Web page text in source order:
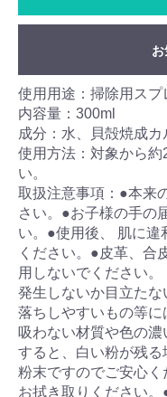
使用用途：掃除用スプ
内容量：300ml
成分：水、貝殻焼成カ
使用方法：対象から
い。
取扱注意事項：●本来
さい。●お子様の手の
い。●使用後、 肌に違
ください。●皮革、合
用しないでください
発生しないか目立た
落ちしやすいもの等
吸わない材質や色の
すると、白い粉が残
粉末ですのでご安心
お拭き取りください。